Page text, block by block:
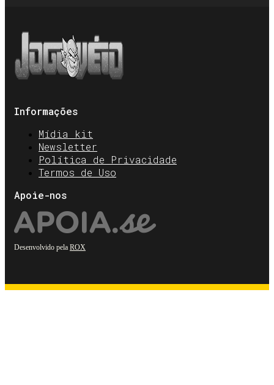
Informações
Mídia kit
Newsletter
Política de Privacidade
Termos de Uso
Apoie-nos
Desenvolvido pela ROX